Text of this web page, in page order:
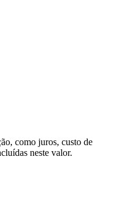
como juros, custo de
neste valor.